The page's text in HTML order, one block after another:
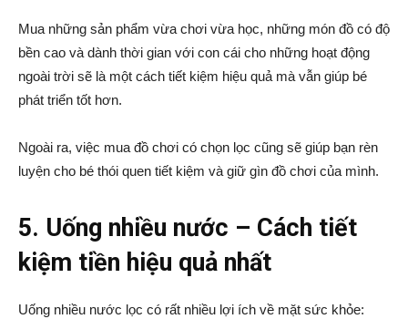
Mua những sản phẩm vừa chơi vừa học, những món đồ có độ
bền cao và dành thời gian với con cái cho những hoạt động
ngoài trời sẽ là một cách tiết kiệm hiệu quả mà vẫn giúp bé
phát triển tốt hơn.
Ngoài ra, việc mua đồ chơi có chọn lọc cũng sẽ giúp bạn rèn
luyện cho bé thói quen tiết kiệm và giữ gìn đồ chơi của mình.
5. Uống nhiều nước – Cách tiết
kiệm tiền hiệu quả nhất
Uống nhiều nước lọc có rất nhiều lợi ích về mặt sức khỏe: